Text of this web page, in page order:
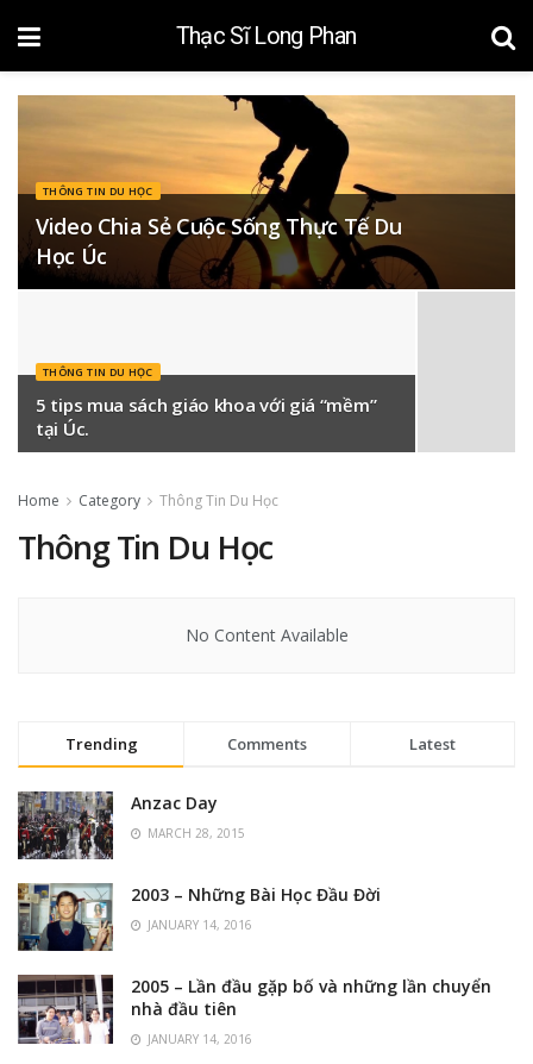
Thạc Sĩ Long Phan
THÔNG TIN DU HỌC
Video Chia Sẻ Cuộc Sống Thực Tế Du
Học Úc
THÔNG TIN DU HỌC
5 tips mua sách giáo khoa với giá “mềm”
tại Úc.
Home Category Thông Tin Du Học
Thông Tin Du Học
No Content Available
Trending Comments Latest
Anzac Day
MARCH 28, 2015
2003 – Những Bài Học Đầu Đời
JANUARY 14, 2016
2005 – Lần đầu gặp bố và những lần chuyển
nhà đầu tiên
JANUARY 14, 2016